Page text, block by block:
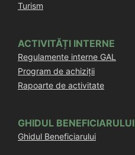
Turism
ACTIVITĂȚI INTERNE
Regulamente interne GAL
Program de achiziții
Rapoarte de activitate
GHIDUL BENEFICIARULUI
Ghidul Beneficiarului